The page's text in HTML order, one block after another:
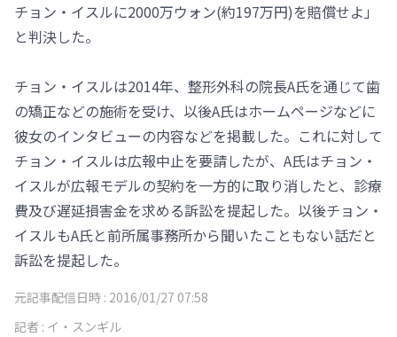
チョン・イスルに2000万ウォン(約197万円)を賠償せよ」
と判決した。
チョン・イスルは2014年、整形外科の院長A氏を通じて歯
の矯正などの施術を受け、以後A氏はホームページなどに
彼女のインタビューの内容などを掲載した。これに対して
チョン・イスルは広報中止を要請したが、A氏はチョン・
イスルが広報モデルの契約を一方的に取り消したと、診療
費及び遅延損害金を求める訴訟を提起した。以後チョン・
イスルもA氏と前所属事務所から聞いたこともない話だと
訴訟を提起した。
元記事配信日時 : 2016/01/27 07:58
記者 : イ・スンギル